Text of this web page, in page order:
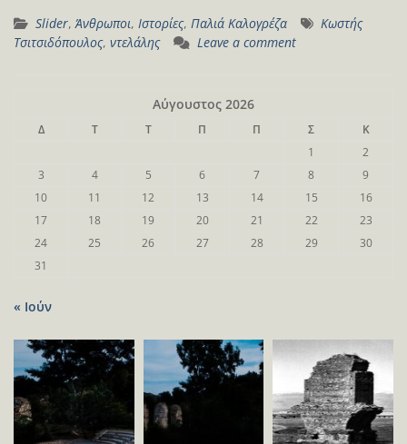
Slider, Άνθρωποι, Ιστορίες, Παλιά Καλογρέζα
Kωστής
Τσιτσιδόπουλος, ντελάλης Leave a comment
Αύγουστος 2026
Δ Τ Τ Π Π Σ
Κ
1
2
3
4 5 6 7 8
9
10
11 12 13 14 15
16
17
18 19 20 21 22
23
24
25 26 27 28 29
30
31
« Ιούν